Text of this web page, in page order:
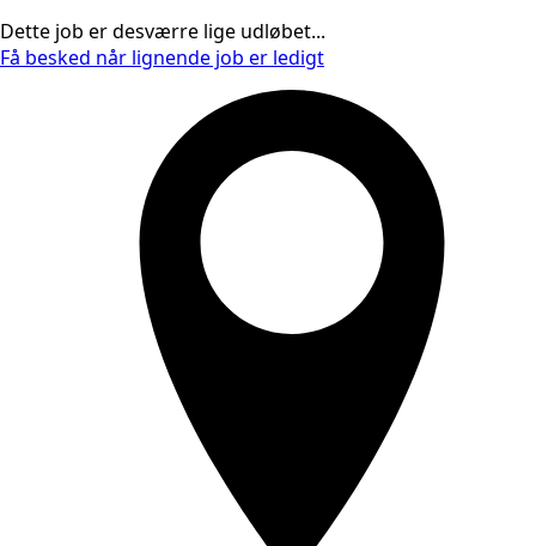
Dette job er desværre lige udløbet...
Få besked når lignende job er ledigt